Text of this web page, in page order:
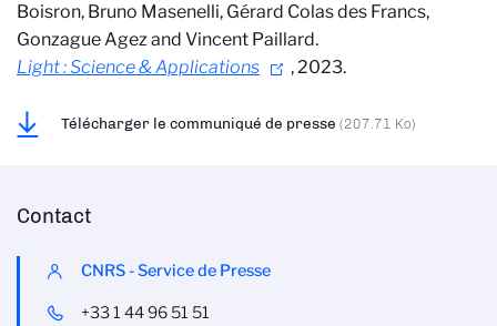
Boisron, Bruno Masenelli, Gérard Colas des Francs,
Gonzague Agez and Vincent Paillard.
Light : Science & Applications
, 2023.
Télécharger le communiqué de presse (207.71 Ko)
Contact
CNRS - Service de Presse
+33 1 44 96 51 51